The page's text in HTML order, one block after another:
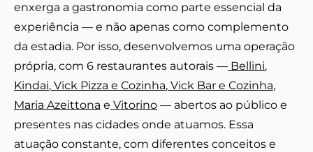
enxerga a gastronomia como parte essencial da
experiência — e não apenas como complemento
da estadia. Por isso, desenvolvemos uma operação
própria, com 6 restaurantes autorais — Bellini,
Kindai, Vick Pizza e Cozinha, Vick Bar e Cozinha,
Maria Azeittona e Vitorino — abertos ao público e
presentes nas cidades onde atuamos. Essa
atuação constante, com diferentes conceitos e